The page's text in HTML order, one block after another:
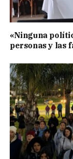
«Ninguna
personas y las